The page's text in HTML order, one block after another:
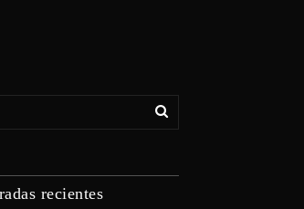
recientes